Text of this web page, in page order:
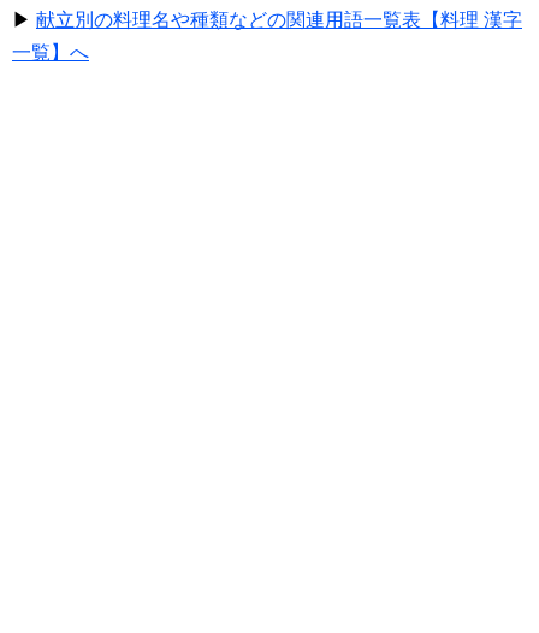
▶ 献立別の料理名や種類などの関連用語一覧表【料理 漢字
一覧】へ